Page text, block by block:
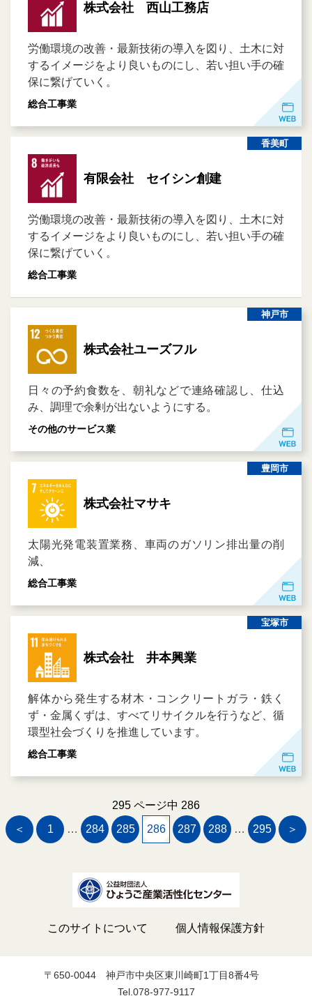
株式会社 西山工務店
労働環境の改善・最新技術の導入を図り、土木に対
するイメージをより良いものにし、若い担い手の確
保に繋げていく。
総合工事業
香美町
有限会社 セイシン創建
労働環境の改善・最新技術の導入を図り、土木に対
するイメージをより良いものにし、若い担い手の確
保に繋げていく。
総合工事業
神戸市
株式会社ユーズフル
日々の予約食数を、朝礼などで連絡確認し、仕込
み、調理で余剰が出ないようにする。
その他のサービス業
豊岡市
株式会社マサキ
太陽光発電装置業務、車両のガソリン排出量の削
減、
総合工事業
宝塚市
株式会社 井本興業
解体から発生する材木・コンクリートガラ・鉄く
ず・金属くずは、すべてリサイクルを行うなど、循
環型社会づくりを推進しています。
総合工事業
295 ページ中 286
＜
1 … 284 285 286 287 288 … 295 ＞
このサイトについて 個人情報保護方針
〒650-0044 神戸市中央区東川崎町1丁目8番4号
Tel.078-977-9117